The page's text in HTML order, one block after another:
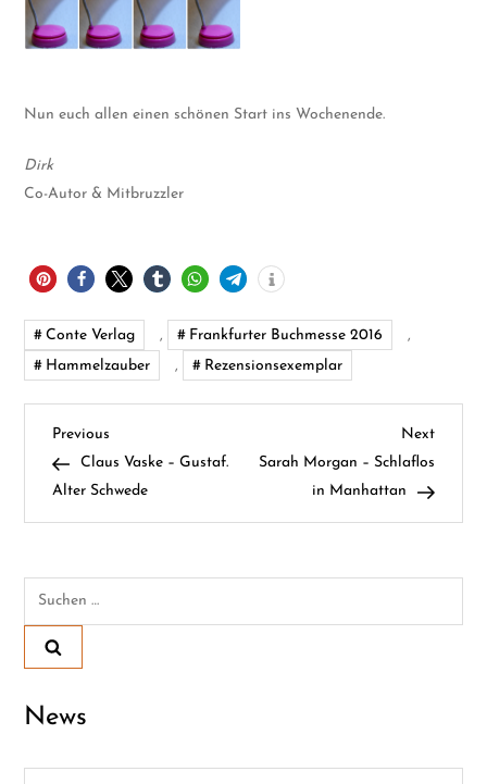
Nun euch allen einen schönen Start ins Wochenende.
Dirk
Co-Autor & Mitbruzzler
Conte Verlag , Frankfurter Buchmesse 2016
,
Hammelzauber
, Rezensionsexemplar
B
e
t
r
g
Previous
Post
Previous
Claus Vaske – Gustaf.
Alter Schwede
Next
Post
Next
Sarah Morgan – Schlaflos
in Manhattan
Suchen
News